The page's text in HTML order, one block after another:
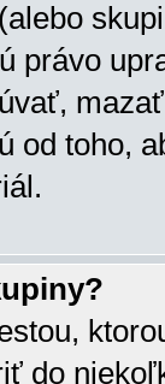
právo
od toho,
do